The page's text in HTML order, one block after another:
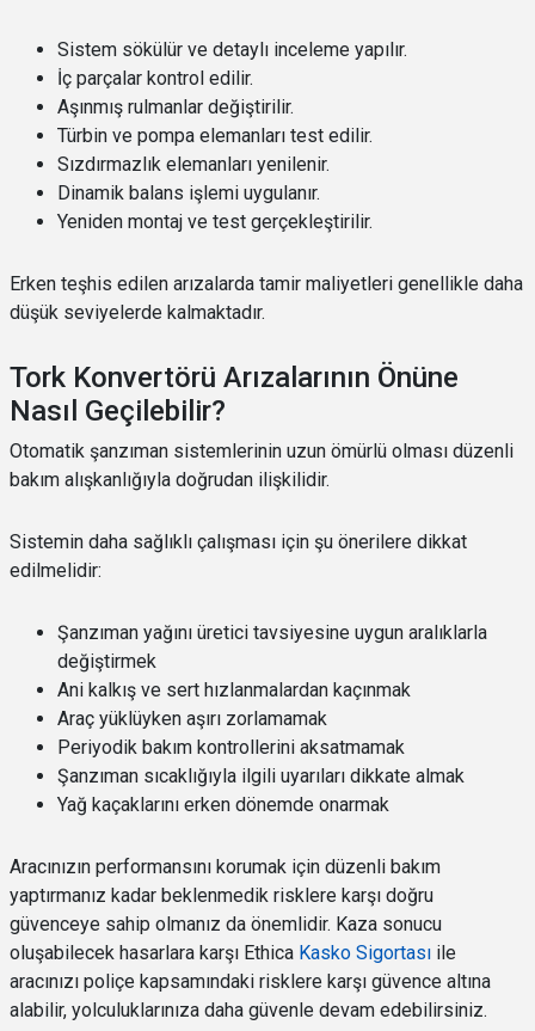
Sistem sökülür ve detaylı inceleme yapılır.
İç parçalar kontrol edilir.
Aşınmış rulmanlar değiştirilir.
Türbin ve pompa elemanları test edilir.
Sızdırmazlık elemanları yenilenir.
Dinamik balans işlemi uygulanır.
Yeniden montaj ve test gerçekleştirilir.
Erken teşhis edilen arızalarda tamir maliyetleri genellikle daha
düşük seviyelerde kalmaktadır.
Tork Konvertörü Arızalarının Önüne
Nasıl Geçilebilir?
Otomatik şanzıman sistemlerinin uzun ömürlü olması düzenli
bakım alışkanlığıyla doğrudan ilişkilidir.
Sistemin daha sağlıklı çalışması için şu önerilere dikkat
edilmelidir:
Şanzıman yağını üretici tavsiyesine uygun aralıklarla
değiştirmek
Ani kalkış ve sert hızlanmalardan kaçınmak
Araç yüklüyken aşırı zorlamamak
Periyodik bakım kontrollerini aksatmamak
Şanzıman sıcaklığıyla ilgili uyarıları dikkate almak
Yağ kaçaklarını erken dönemde onarmak
Aracınızın performansını korumak için düzenli bakım
yaptırmanız kadar beklenmedik risklere karşı doğru
güvenceye sahip olmanız da önemlidir. Kaza sonucu
oluşabilecek hasarlara karşı Ethica Kasko Sigortası ile
aracınızı poliçe kapsamındaki risklere karşı güvence altına
alabilir, yolculuklarınıza daha güvenle devam edebilirsiniz.